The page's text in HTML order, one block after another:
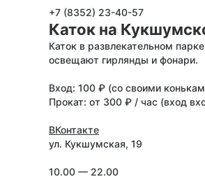
+7 (8352) 23-40-57
Каток на
Каток в развлекательном
освещают гирлянды и фонари.
Вход: 100 ₽ (со своими
Прокат: от 300 ₽ / час (вход
ВКонтакте
ул. Кукшумская, 19
10.00 — 22.00